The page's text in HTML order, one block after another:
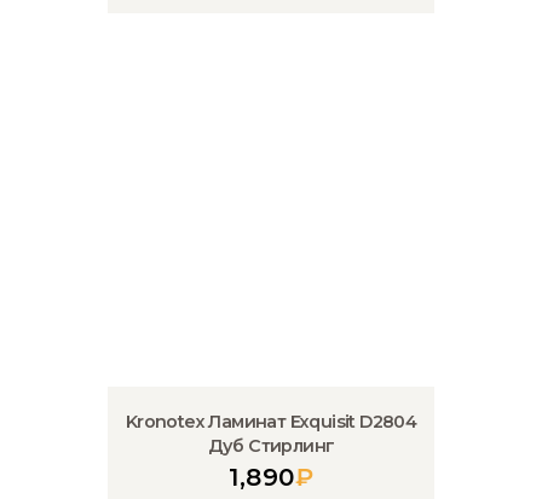
Kronotex Ламинат Exquisit D2804
Дуб Стирлинг
1,890₽